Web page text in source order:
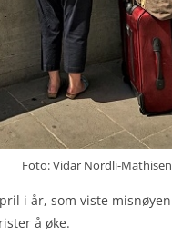
Foto: Vidar Nordli-Mathisen
i år, som viste
å øke.